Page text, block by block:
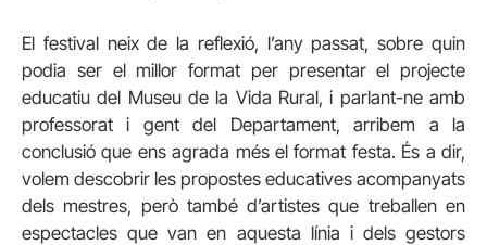
El festival neix de la reflexió, l’any passat, sobre quin
podia ser el millor format per presentar el projecte
educatiu del Museu de la Vida Rural, i parlant-ne amb
professorat i gent del Departament, arribem a la
conclusió que ens agrada més el format festa. És a dir,
volem descobrir les propostes educatives acompanyats
dels mestres, però també d’artistes que treballen en
espectacles que van en aquesta línia i dels gestors